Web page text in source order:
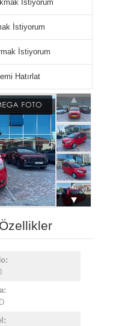
İstiyorum
İstiyorum
İstiyorum
Hatırlat